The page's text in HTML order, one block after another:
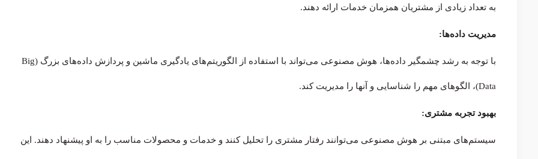
به تعداد زیادی از مشتریان همزمان خدمات ارائه دهند.
مدیریت داده‌ها:
با توجه به رشد چشمگیر داده‌ها، هوش مصنوعی می‌تواند با استفاده از الگوریتم‌های یادگیری ماشین و پردازش داده‌های بزرگ (Big
Data)، الگوهای مهم را شناسایی و آنها را مدیریت کند.
بهبود تجربه مشتری:
سیستم‌های مبتنی بر هوش مصنوعی می‌توانند رفتار مشتری را تحلیل کنند و خدمات و محصولات مناسب را به او پیشنهاد دهند. این